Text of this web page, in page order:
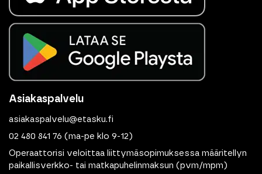
Asiakaspalvelu
asiakaspalvelu@etasku.fi
02 480 841 76 (ma-pe klo 9-12)
Operaattorisi veloittaa liittymäsopimuksessa määritellyn
paikallisverkko- tai matkapuhelinmaksun (pvm/mpm)